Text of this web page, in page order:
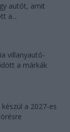
autót, amit
a...
villanyautó-
a márkák
a 2027-es